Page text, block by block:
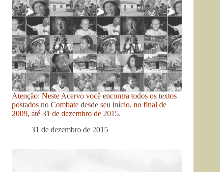
Atenção: Neste Acervo você encontra todos os textos
postados no Combate desde seu início, no final de
2009, até 31 de dezembro de 2015.
31 de dezembro de 2015